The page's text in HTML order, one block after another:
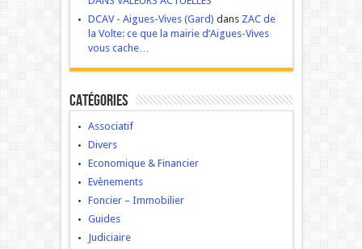
DCAV - Aigues-Vives (Gard) dans ZAC de
la Volte: ce que la mairie d’Aigues-Vives
vous cache…
Catégories
Associatif
Divers
Economique & Financier
Evènements
Foncier – Immobilier
Guides
Judiciaire